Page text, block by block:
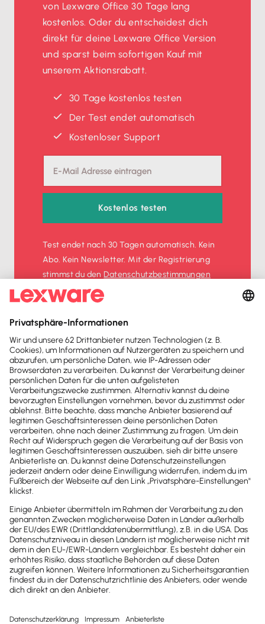
von Lexware Office 30 Tage lang
kostenlos. Oder du entscheidest dich
direkt für deine Lexware Office Version
und sparst beim sofortigen Kauf mit
unserem Aktionsrabatt.
30 Tage kostenlos testen
Der Test endet automatisch
Kostenloser Support
Kostenlos testen
Test endet nach 30 Tagen automatisch. Kein
Abo. Kein Newsletter. Mit der Registrierung
stimmst du denDatenschutz­bestimmungen
und denAGBzu.
Sofort50%
Newsletter
Brandheiße
News direkt in
dein Postfach
wichtige News zu
Gesetzesänderungen,
hilfreiche Praxis-Tipps und
kostenlose Tools für
Unternehmen erhalten?
Dann abonniere unseren